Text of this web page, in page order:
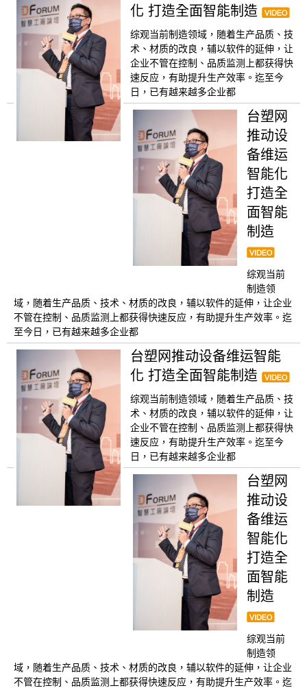
化 打造全面智能制造
综观当前制造领域，随着生产品质、技
术、材质的改良，辅以软件的延伸，让
企业不管在控制、品质监测上都获得快
速反应，有助提升生产效率。迄至今
日，已有越来越多企业都
台塑网
推动设
备维运
智能化
打造全
面智能
制造
综观当前
制造领
域，随着生产品质、技术、材质的改良，辅以软件的延伸，让企业
不管在控制、品质监测上都获得快速反应，有助提升生产效率。迄
至今日，已有越来越多企业都
台塑网推动设备维运智能
化 打造全面智能制造
综观当前制造领域，随着生产品质、技
术、材质的改良，辅以软件的延伸，让
企业不管在控制、品质监测上都获得快
速反应，有助提升生产效率。迄至今
日，已有越来越多企业都
台塑网
推动设
备维运
智能化
打造全
面智能
制造
综观当前
制造领
域，随着生产品质、技术、材质的改良，辅以软件的延伸，让企业
不管在控制、品质监测上都获得快速反应，有助提升生产效率。迄